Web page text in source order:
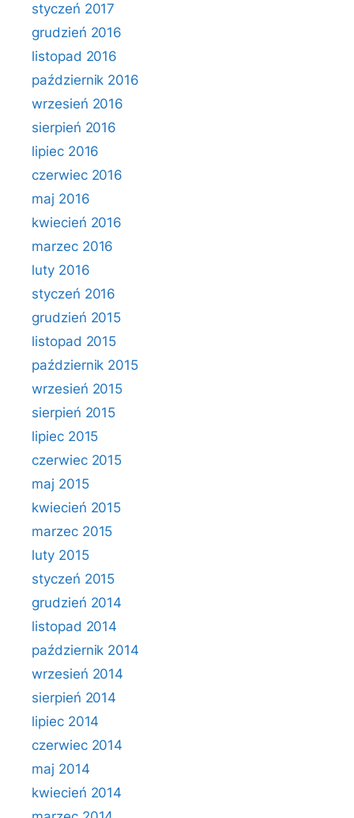
styczeń 2017
grudzień 2016
listopad 2016
październik 2016
wrzesień 2016
sierpień 2016
lipiec 2016
czerwiec 2016
maj 2016
kwiecień 2016
marzec 2016
luty 2016
styczeń 2016
grudzień 2015
listopad 2015
październik 2015
wrzesień 2015
sierpień 2015
lipiec 2015
czerwiec 2015
maj 2015
kwiecień 2015
marzec 2015
luty 2015
styczeń 2015
grudzień 2014
listopad 2014
październik 2014
wrzesień 2014
sierpień 2014
lipiec 2014
czerwiec 2014
maj 2014
kwiecień 2014